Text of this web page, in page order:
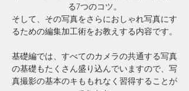
る7つのコツ。
そして、その写真をさらにおしゃれ写真にす
るための編集加工術をお教えする内容です。
基礎編では、すべてのカメラの共通する写真
の基礎もたくさん盛り込んでいますので、写
真撮影の基本のキももれなく習得することが